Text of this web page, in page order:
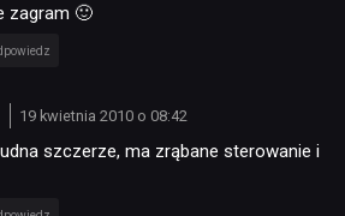
zagram 🙂
19 kwietnia 2010 o 08:42
szczerze, ma zrąbane sterowanie i